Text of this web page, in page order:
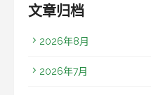
文章归档
2026年8月
2026年7月